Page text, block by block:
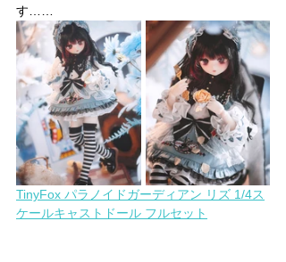
す……
TinyFox パラノイドガーディアン リズ 1/4ス
ケールキャストドール フルセット